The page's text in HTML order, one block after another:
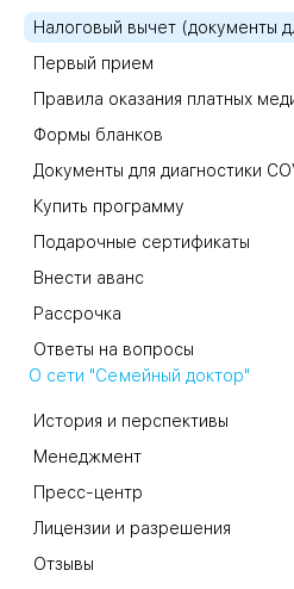
Налоговый вычет (документы
Первый прием
Правила оказания платных
Формы бланков
Документы для диагностики
Купить программу
Подарочные сертификаты
Внести аванс
Рассрочка
Ответы на вопросы
О сети "Семейный доктор"
История и перспективы
Менеджмент
Пресс-центр
Лицензии и разрешения
Отзывы